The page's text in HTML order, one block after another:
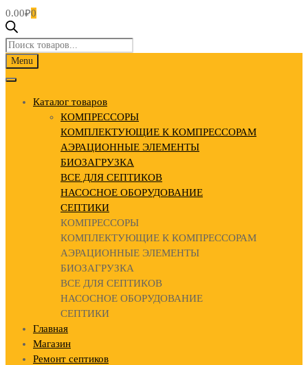
0.00₽0
Поиск
товаров
Skip
Menu
Каталог товаров
КОМПРЕССОРЫ
КОМПЛЕКТУЮЩИЕ К КОМПРЕССОРАМ
АЭРАЦИОННЫЕ ЭЛЕМЕНТЫ
БИОЗАГРУЗКА
ВСЕ ДЛЯ СЕПТИКОВ
НАСОСНОЕ ОБОРУДОВАНИЕ
СЕПТИКИ
КОМПРЕССОРЫ
КОМПЛЕКТУЮЩИЕ К КОМПРЕССОРАМ
АЭРАЦИОННЫЕ ЭЛЕМЕНТЫ
БИОЗАГРУЗКА
ВСЕ ДЛЯ СЕПТИКОВ
НАСОСНОЕ ОБОРУДОВАНИЕ
СЕПТИКИ
Главная
Магазин
Ремонт септиков